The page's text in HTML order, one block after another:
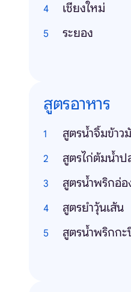
เชียงใหม่
ระยอง
สูตรอาหาร
สูตรน้ําจิ้มข้าว
สูตรไก่ต้มน้ําป
สูตรน้ําพริกอ่อ
สูตรยําวุ้นเส้น
สูตรน้ําพริกกะ